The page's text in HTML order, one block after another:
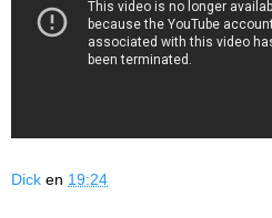
Dick en 19:24